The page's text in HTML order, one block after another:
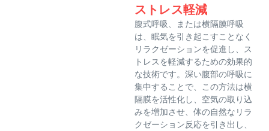
ストレス軽減
腹式呼吸、または横隔膜呼吸
は、眠気を引き起こすことなく
リラクゼーションを促進し、ス
トレスを軽減するための効果的
な技術です。深い腹部の呼吸に
集中することで、この方法は横
隔膜を活性化し、空気の取り込
みを増加させ、体の自然なリラ
クゼーション反応を引き出し、